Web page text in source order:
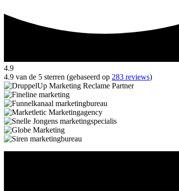
4.9
4.9 van de 5 sterren (gebaseerd op 283 reviews)